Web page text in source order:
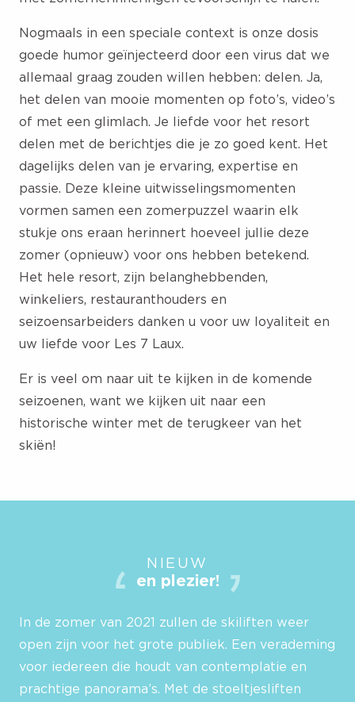
Nogmaals in een speciale context is onze dosis
goede humor geïnjecteerd door een virus dat we
allemaal graag zouden willen hebben: delen. Ja,
het delen van mooie momenten op foto’s, video’s
of met een glimlach. Je liefde voor het resort
delen met de berichtjes die je zo goed kent. Het
dagelijks delen van je ervaring, expertise en
passie. Deze kleine uitwisselingsmomenten
vormen samen een zomerpuzzel waarin elk
stukje ons eraan herinnert hoeveel jullie deze
zomer (opnieuw) voor ons hebben betekend.
Het hele resort, zijn belanghebbenden,
winkeliers, restauranthouders en
seizoensarbeiders danken u voor uw loyaliteit en
uw liefde voor Les 7 Laux.
Er is veel om naar uit te kijken in de komende
seizoenen, want we kijken uit naar een
historische winter met de terugkeer van het
skiën!
NIEUW
en plezier!
In de zomer van 2021 zullen de skiliften weer
open zijn voor het grote publiek. Een verademing
voor iedereen die houdt van contemplatie en
prachtige panorama’s. Met de stoeltjesliften